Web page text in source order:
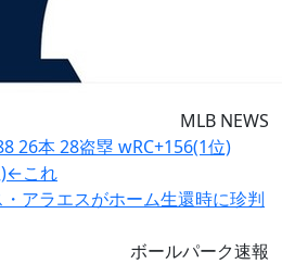
MLB NEWS
26本 28盗塁 wRC+156(1位)
)←これ
ボールパーク速報